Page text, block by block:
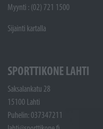
Myynti : (02) 721 1500
Sijainti kartalla
SPORTTIKONE LAHTI
Saksalankatu 28
15100 Lahti
Puhelin: 037347211